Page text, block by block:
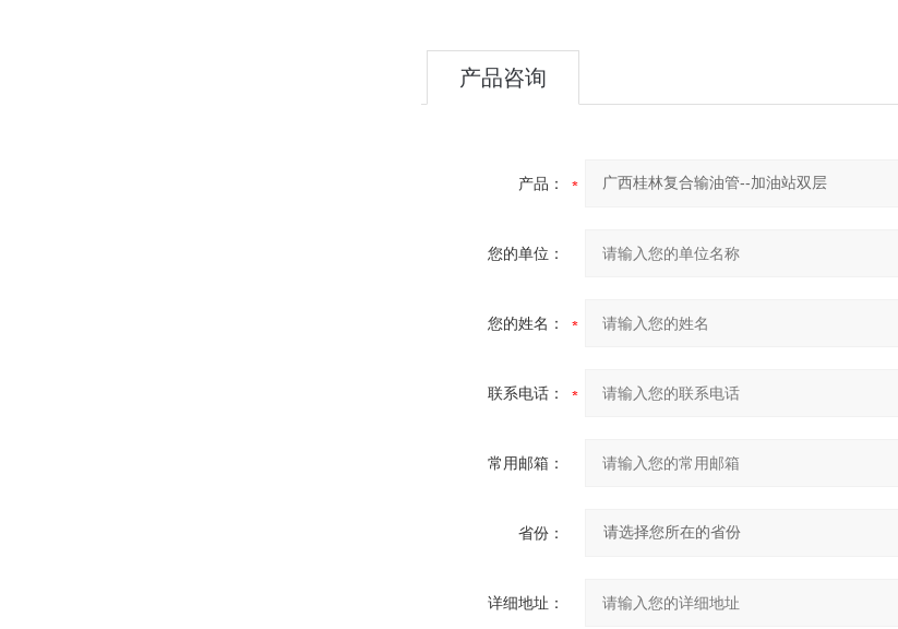
产品咨询
产品：
您的单位：
您的姓名：
联系电话：
常用邮箱：
省份：
详细地址：